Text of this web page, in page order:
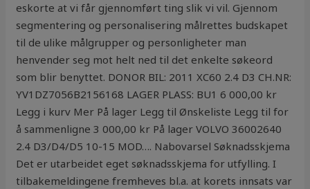
eskorte at vi får gjennomført ting slik vi vil. Gjennom
segmentering og personalisering målrettes budskapet
til de ulike målgrupper og personligheter man
henvender seg mot helt ned til det enkelte søkeord
som blir benyttet. DONOR BIL: 2011 XC60 2.4 D3 CH.NR:
YV1DZ7056B2156168 LAGER PLASS: BU1 6 000,00 kr
Legg i kurv Mer På lager Legg til Ønskeliste Legg til for
å sammenligne 3 000,00 kr På lager VOLVO 36002640
2.4 D3/D4/D5 10-15 MOD…. Nabovarsel Søknadsskjema
Det er utarbeidet eget søknadsskjema for utfylling. I
tilbakemeldingene fremheves bl.a. at korets innsats var